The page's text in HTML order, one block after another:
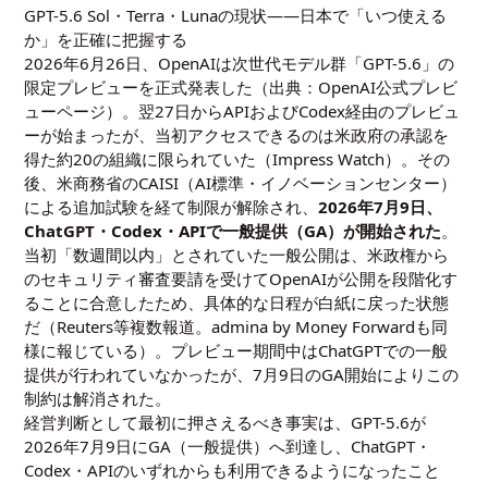
GPT-5.6 Sol・Terra・Lunaの現状——日本で「いつ使える
か」を正確に把握する
2026年6月26日、OpenAIは次世代モデル群「GPT-5.6」の
限定プレビューを正式発表した（出典： OpenAI公式プレビ
ューページ）。翌27日からAPIおよびCodex経由のプレビュ
ーが始まったが、当初アクセスできるのは米政府の承認を
得た約20の組織に限られていた（Impress Watch）。その
後、米商務省のCAISI（AI標準・イノベーションセンター）
による追加試験を経て制限が解除され、2026年7月9日、
ChatGPT・Codex・APIで一般提供（GA）が開始された。
当初「数週間以内」とされていた一般公開は、米政権から
のセキュリティ審査要請を受けてOpenAIが公開を段階化す
ることに合意したため、具体的な日程が白紙に戻った状態
だ（Reuters等複数報道。admina by Money Forwardも同
様に報じている）。プレビュー期間中はChatGPTでの一般
提供が行われていなかったが、7月9日のGA開始によりこの
制約は解消された。
経営判断として最初に押さえるべき事実は、GPT-5.6が
2026年7月9日にGA（一般提供）へ到達し、ChatGPT・
Codex・APIのいずれからも利用できるようになったこと